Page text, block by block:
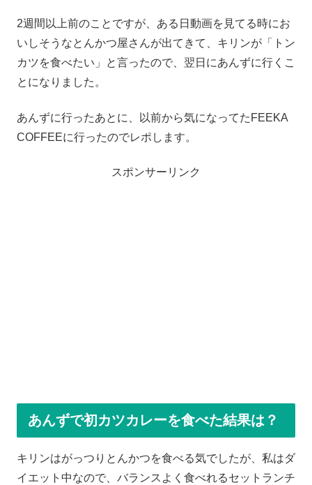
2週間以上前のことですが、ある日動画を見てる時にお
いしそうなとんかつ屋さんが出てきて、キリンが「トン
カツを食べたい」と言ったので、翌日にあんずに行くこ
とになりました。
あんずに行ったあとに、以前から気になってたFEEKA
COFFEEに行ったのでレポします。
スポンサーリンク
あんずで初カツカレーを食べた結果は？
キリンはがっつりとんかつを食べる気でしたが、私はダ
イエット中なので、バランスよく食べれるセットランチ